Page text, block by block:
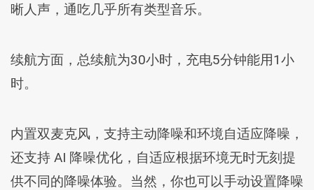
晰人声，通吃几乎所有类型音乐。
续航方面，总续航为30小时，充电5分钟能用1小
时。
内置双麦克风，支持主动降噪和环境自适应降噪，
还支持 AI 降噪优化，自适应根据环境无时无刻提
供不同的降噪体验。当然，你也可以手动设置降噪